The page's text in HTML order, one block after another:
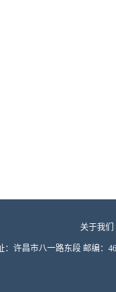
关于我们
许昌市八一路东段 邮编：